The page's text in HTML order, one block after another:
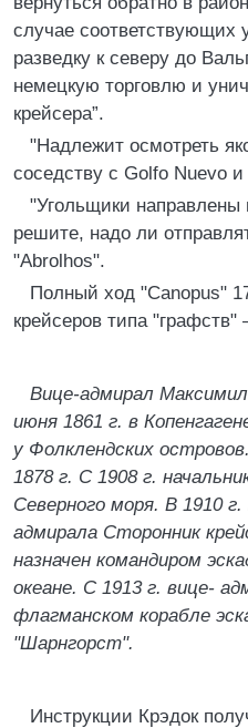
случае соответствующих
разведку к северу до
немецкую торговлю и
крейсера”.
"Надлежит осмотреть
соседству с Golfo Nuevo
"Угольщики направлены
решите, надо ли
"Abrolhos".
Полный ход "Canopus"
крейсеров типа "графств"
Вице-адмирал
июня 1861 г. в
у Фолклендских
1878 г. С 1908 г.
Северного моря. В 1910
адмирала Сторонник
назначен командиром
океане. С 1913 г. вице-
флагманском корабле
"Шарнгорст".
Инструкции Крэдок